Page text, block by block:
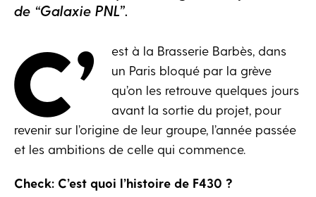
de “Galaxie PNL”.
C’
est à la Brasserie Barbès, dans
un Paris bloqué par la grève
qu’on les retrouve quelques jours
avant la sortie du projet, pour
revenir sur l’origine de leur groupe, l’année passée
et les ambitions de celle qui commence.
Check: C’est quoi l’histoire de F430 ?